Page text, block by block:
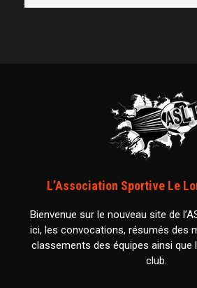
L’Association Sportive Le
Bienvenue sur le nouveau site de
ici, les convocations, résumés des
classements des équipes ainsi que
club.